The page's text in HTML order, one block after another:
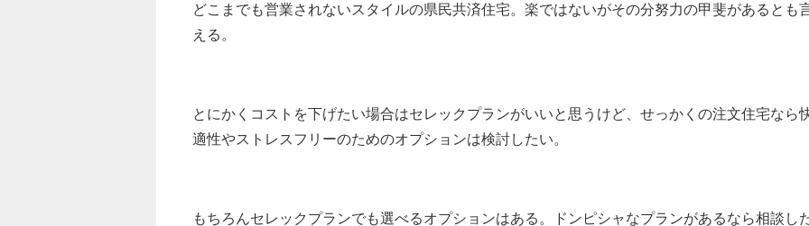
どこまでも営業されないスタイルの県民共済住宅。楽ではないがその分努力の甲斐があるとも
える。
とにかくコストを下げたい場合はセレックプランがいいと思うけど、せっかくの注文住宅なら
適性やストレスフリーのためのオプションは検討したい。
もちろんセレックプランでも選べるオプションはある。ドンピシャなプランがあるなら相談し